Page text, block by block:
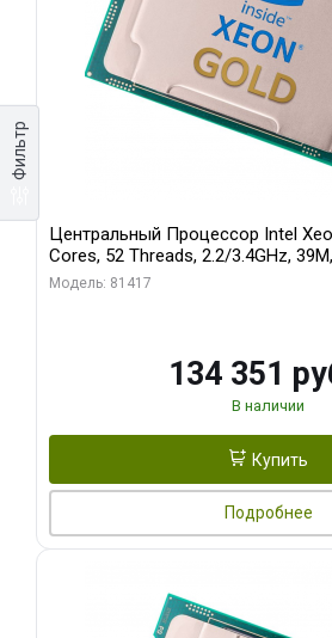
Фильтр
Центральный Процессор Intel
Cores, 52 Threads, 2.2/3.4GHz,
185W
Модель: 81417
134 351
В наличии
Купить
Подробнее